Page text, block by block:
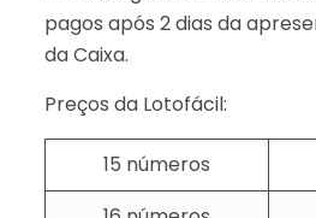
pagos após 2 dias da
da Caixa.
Preços da Lotofácil:
15 números